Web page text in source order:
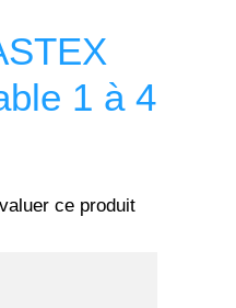
1 à 4
ce produit